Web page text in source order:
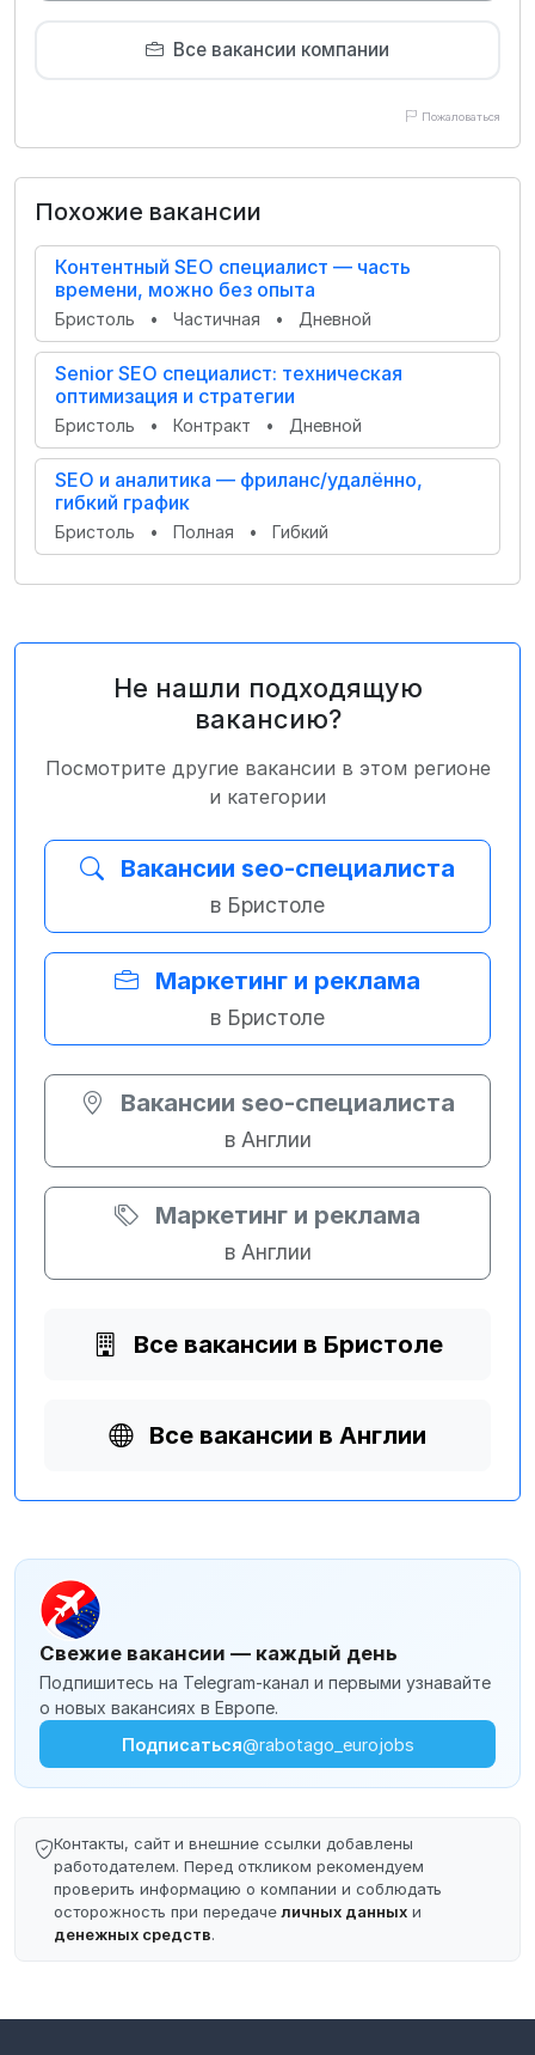
Все вакансии компании
Пожаловаться
Похожие вакансии
Контентный SEO специалист — часть
времени, можно без опыта
Бристоль • Частичная • Дневной
Senior SEO специалист: техническая
оптимизация и стратегии
Бристоль • Контракт • Дневной
SEO и аналитика — фриланс/удалённо,
гибкий график
Бристоль • Полная • Гибкий
Не нашли подходящую
вакансию?
Посмотрите другие вакансии в этом регионе
и категории
Вакансии seo-специалиста
в Бристоле
Маркетинг и реклама
в Бристоле
Вакансии seo-специалиста
в Англии
Маркетинг и реклама
в Англии
Все вакансии в Бристоле
Все вакансии в Англии
Свежие вакансии — каждый день
Подпишитесь на Telegram-канал и первыми узнавайте
о новых вакансиях в Европе.
Подписаться@rabotago_eurojobs
Контакты, сайт и внешние ссылки добавлены
работодателем. Перед откликом рекомендуем
проверить информацию о компании и соблюдать
осторожность при передачеличных данных и
денежных средств.